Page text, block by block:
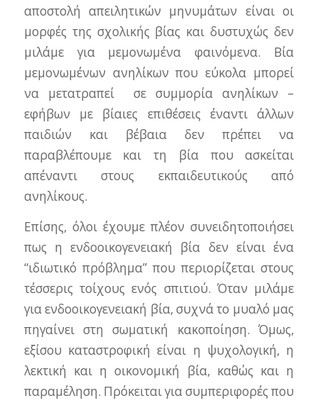
αποστολή απειλητικών μηνυμάτων είναι οι
μορφές της σχολικής βίας και δυστυχώς δεν
μιλάμε για μεμονωμένα φαινόμενα. Βία
μεμονωμένων ανηλίκων που εύκολα μπορεί
να μετατραπεί
σε συμμορία ανηλίκων –
εφήβων με βίαιες επιθέσεις έναντι άλλων
παιδιών και βέβαια δεν πρέπει να
παραβλέπουμε και τη βία που ασκείται
απέναντι στους εκπαιδευτικούς από
ανηλίκους.
Επίσης, όλοι έχουμε πλέον συνειδητοποιήσει
πως η ενδοοικογενειακή βία δεν είναι ένα
“ιδιωτικό πρόβλημα” που περιορίζεται στους
τέσσερις τοίχους ενός σπιτιού. Όταν μιλάμε
για ενδοοικογενειακή βία, συχνά το μυαλό μας
πηγαίνει στη σωματική κακοποίηση. Όμως,
εξίσου καταστροφική είναι η ψυχολογική, η
λεκτική και η οικονομική βία, καθώς και η
παραμέληση. Πρόκειται για συμπεριφορές που